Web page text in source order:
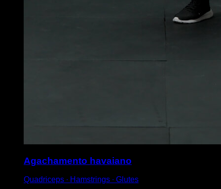
Agachamento havaiano
Quadriceps ∙ Hamstrings ∙ Glutes